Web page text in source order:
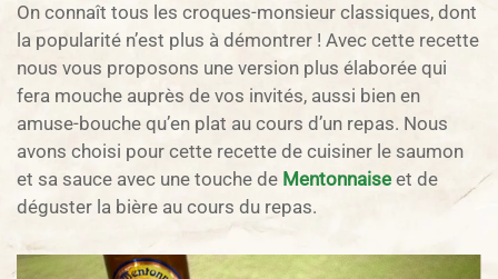
On connaît tous les croques-monsieur classiques, dont
la popularité n’est plus à démontrer ! Avec cette recette
nous vous proposons une version plus élaborée qui
fera mouche auprès de vos invités, aussi bien en
amuse-bouche qu’en plat au cours d’un repas. Nous
avons choisi pour cette recette de cuisiner le saumon
et sa sauce avec une touche de Mentonnaise et de
déguster la bière au cours du repas.